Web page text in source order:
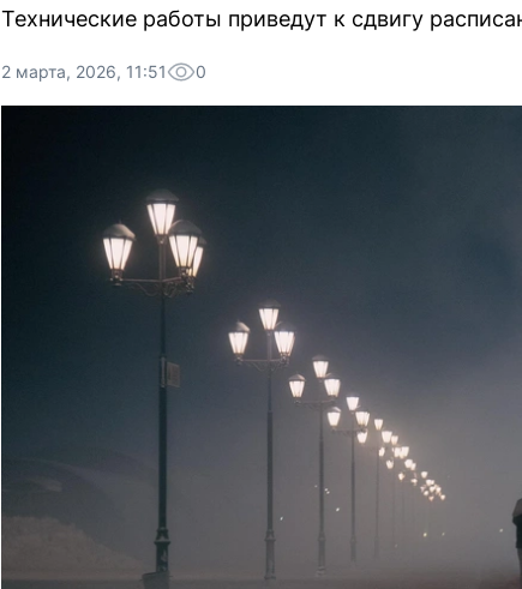
Технические работы приведут к сдвигу
2 марта, 2026, 11:51 0